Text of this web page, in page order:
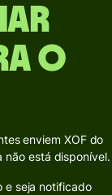
o
enviem XOF do
não está disponível.
e seja notificado